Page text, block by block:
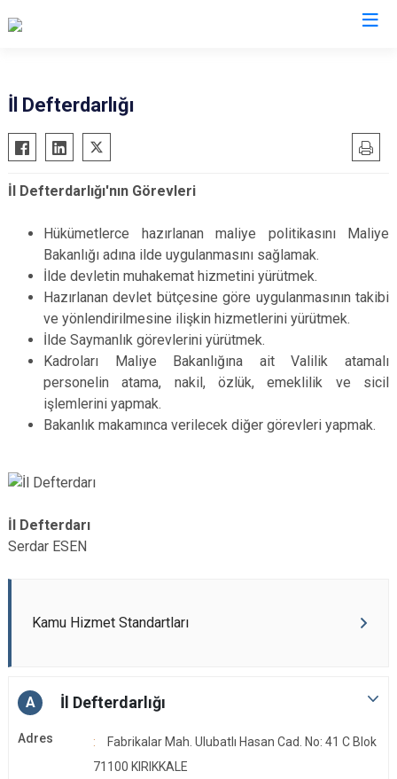
İl Defterdarlığı
İl Defterdarlığı'nın Görevleri
Hükümetlerce hazırlanan maliye politikasını Maliye
Bakanlığı adına ilde uygulanmasını sağlamak.
İlde devletin muhakemat hizmetini yürütmek.
Hazırlanan devlet bütçesine göre uygulanmasının takibi
ve yönlendirilmesine ilişkin hizmetlerini yürütmek.
İlde Saymanlık görevlerini yürütmek.
Kadroları Maliye Bakanlığına ait Valilik atamalı
personelin atama, nakil, özlük, emeklilik ve sicil
işlemlerini yapmak.
Bakanlık makamınca verilecek diğer görevleri yapmak.
İl Defterdarı
Serdar ESEN
Kamu Hizmet Standartları
A İl Defterdarlığı
Adres
Fabrikalar Mah. Ulubatlı Hasan Cad. No: 41 C Blok
71100 KIRIKKALE